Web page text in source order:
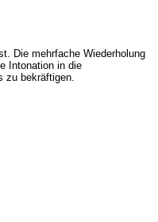
Die mehrfache Wiederholung
Intonation in die
zu bekräftigen.